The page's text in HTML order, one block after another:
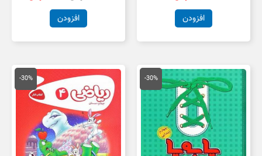
افزودن افزودن
-30%
قیمت
اصلی
29,000 تومان
بود.
قیمت
فعلی
20,300 تومان
است.
-30%
قیمت
اصلی
30,000 تومان
بود.
قیمت
فعلی
است.